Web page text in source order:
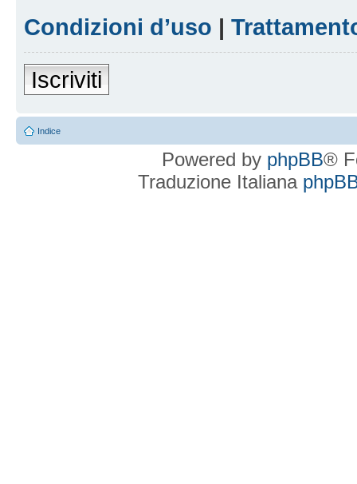
Condizioni d’uso |
Iscriviti
Indice
Powered by phpBB®
Traduzione Italiana